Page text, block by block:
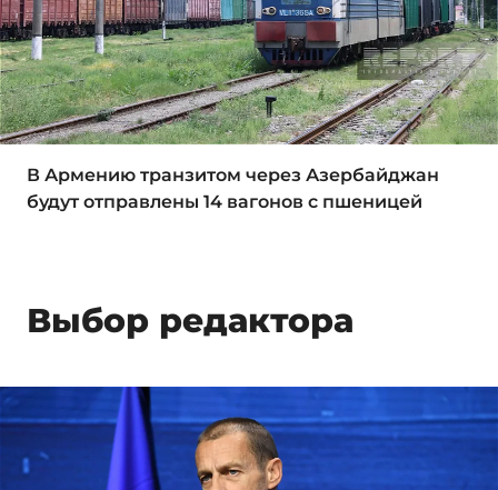
В Армению транзитом через Азербайджан
будут отправлены 14 вагонов с пшеницей
Выбор редактора